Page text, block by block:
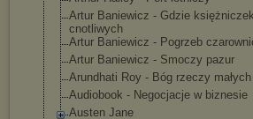
Artur Baniewicz - Gdzie
cnotliwych
Artur Baniewicz - Pogrzeb
Artur Baniewicz - Smoczy pazur
Arundhati Roy - Bóg rzeczy małych
Audiobook - Negocjacje w biznesie
Austen Jane